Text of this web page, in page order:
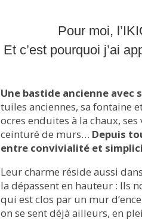
Pour moi,
Et c’est pourquoi j’ai
Une bastide ancienne avec
tuiles anciennes, sa fontaine
ocres enduites à la chaux,
ceinturé de murs… Depuis
entre convivialité et
Leur charme réside aussi dans
la dépassent en hauteur : Ils
qui est clos par un mur
on se sent déjà ailleurs, en